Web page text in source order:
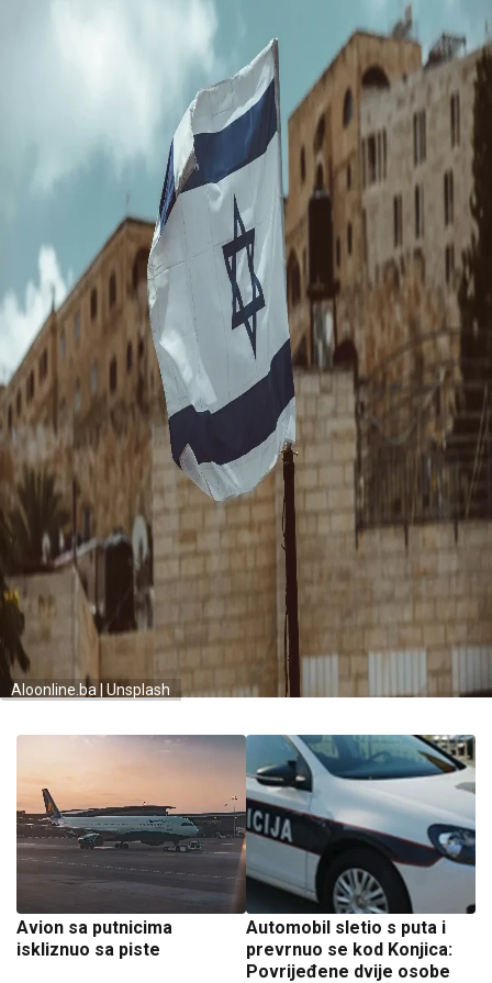
Aloonline.ba | Unsplash
Avion sa putnicima
iskliznuo sa piste
Automobil sletio s puta i
prevrnuo se kod Konjica:
Povrijeđene dvije osobe